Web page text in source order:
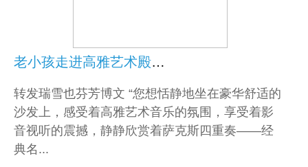
老小孩走进高雅艺术殿堂 ——萨克斯四重奏 经典名曲演奏会
转发瑞雪也芬芳博文 “您想恬静地坐在豪华舒适的
沙发上，感受着高雅艺术音乐的氛围，享受着影
音视听的震撼，静静欣赏着萨克斯四重奏——经
典名...